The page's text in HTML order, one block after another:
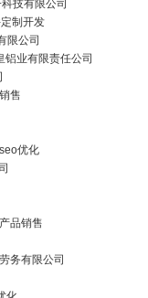
技有限公司
制开发
限公司
业有限责任公司
售
优化
品销售
务有限公司